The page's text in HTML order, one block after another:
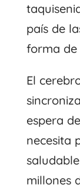
país de
forma de
El
espera
necesita
millones